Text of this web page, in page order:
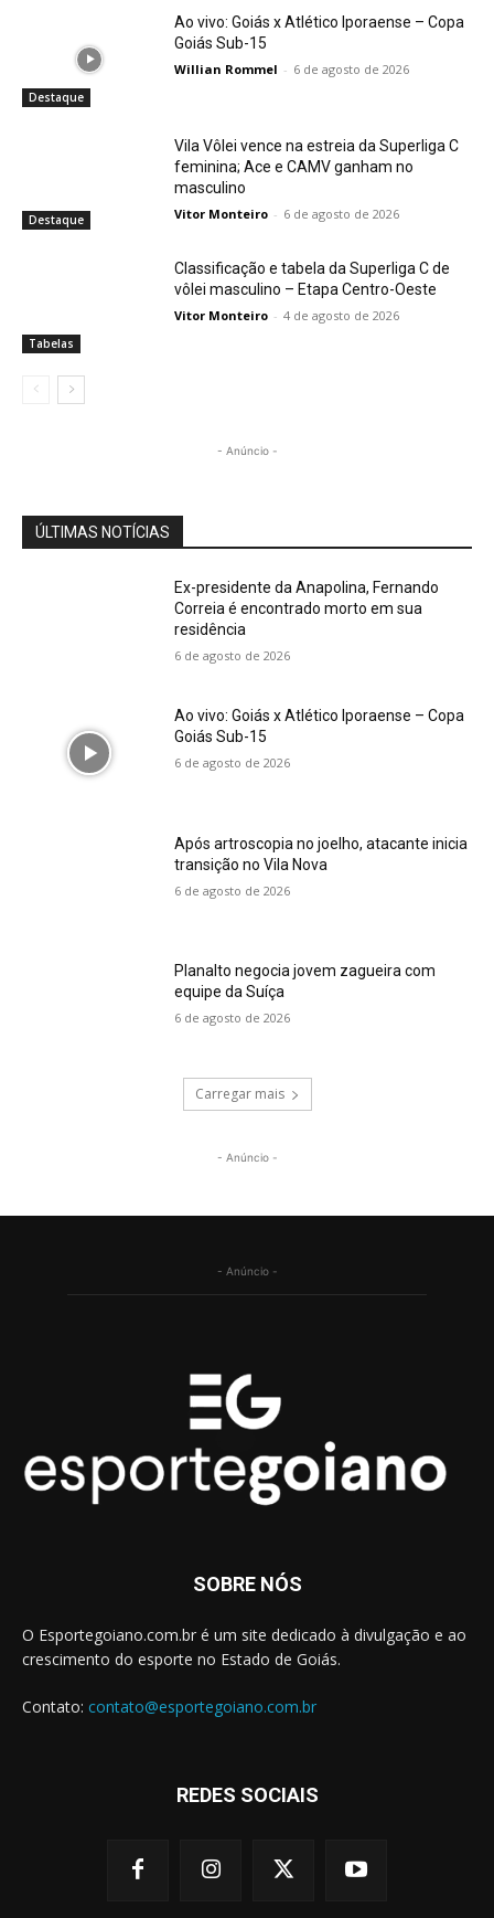
Destaque
Ao vivo: Goiás x Atlético Iporaense – Copa
Goiás Sub-15
Willian Rommel - 6 de agosto de 2026
Destaque
Vila Vôlei vence na estreia da Superliga C
feminina; Ace e CAMV ganham no
masculino
Vitor Monteiro - 6 de agosto de 2026
Tabelas
Classificação e tabela da Superliga C de
vôlei masculino – Etapa Centro-Oeste
Vitor Monteiro - 4 de agosto de 2026
- Anúncio -
ÚLTIMAS NOTÍCIAS
Ex-presidente da Anapolina, Fernando
Correia é encontrado morto em sua
residência
6 de agosto de 2026
Ao vivo: Goiás x Atlético Iporaense – Copa
Goiás Sub-15
6 de agosto de 2026
Após artroscopia no joelho, atacante inicia
transição no Vila Nova
6 de agosto de 2026
Planalto negocia jovem zagueira com
equipe da Suíça
6 de agosto de 2026
Carregar mais
- Anúncio -
- Anúncio -
SOBRE NÓS
O Esportegoiano.com.br é um site dedicado à divulgação e ao
crescimento do esporte no Estado de Goiás.
Contato: contato@esportegoiano.com.br
REDES SOCIAIS